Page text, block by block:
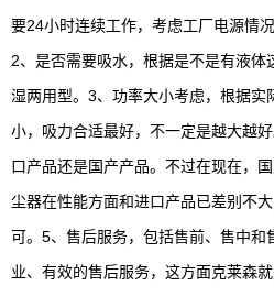
要24小时连续工作，考虑工厂电源情
2、是否需要吸水，根据是不是有液
湿两用型。3、功率大小考虑，根据
小，吸力合适最好，不一定是越大越
口产品还是国产产品。不过在现在，
尘器在性能方面和进口产品已差别不
可。5、售后服务，包括售前、售中和
业、有效的售后服务，这方面克莱森